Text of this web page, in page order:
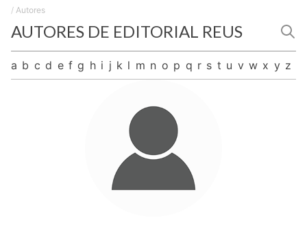
/ Autores
AUTORES DE EDITORIAL REUS
a b c d e f g h i j k l m n o p q r s t u v w x y z